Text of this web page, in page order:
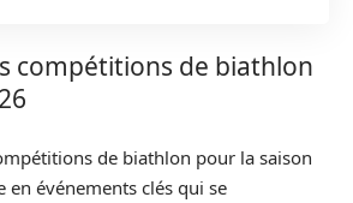
compétitions de biathlon
de biathlon pour la saison
en événements clés qui se